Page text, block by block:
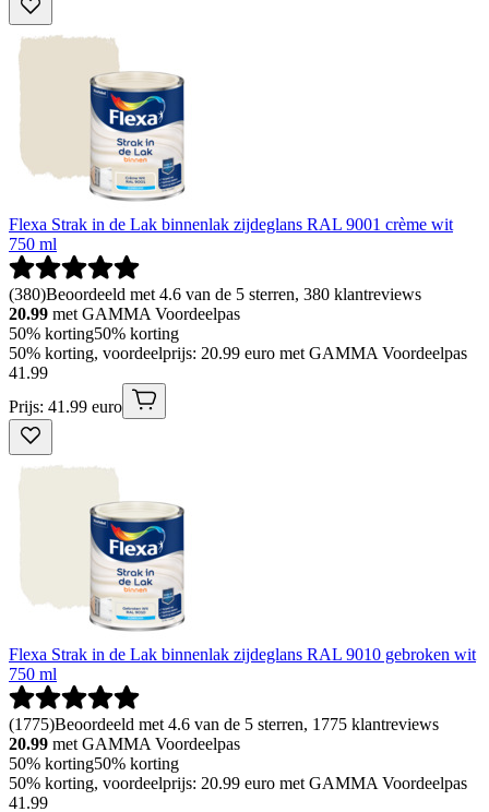
Flexa Strak in de Lak binnenlak zijdeglans RAL 9001 crème wit
750 ml
(380)Beoordeeld met 4.6 van de 5 sterren, 380 klantreviews
20.99 met GAMMA Voordeelpas
50% korting50% korting
50% korting, voordeelprijs: 20.99 euro met GAMMA Voordeelpas
41.99
Prijs: 41.99 euro
Flexa Strak in de Lak binnenlak zijdeglans RAL 9010 gebroken wit
750 ml
(1775)Beoordeeld met 4.6 van de 5 sterren, 1775 klantreviews
20.99 met GAMMA Voordeelpas
50% korting50% korting
50% korting, voordeelprijs: 20.99 euro met GAMMA Voordeelpas
41.99